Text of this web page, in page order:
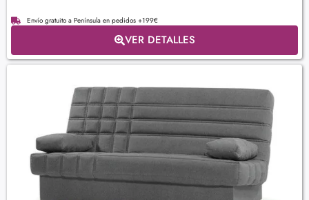
Envío gratuito a Península en pedidos +199€
VER DETALLES